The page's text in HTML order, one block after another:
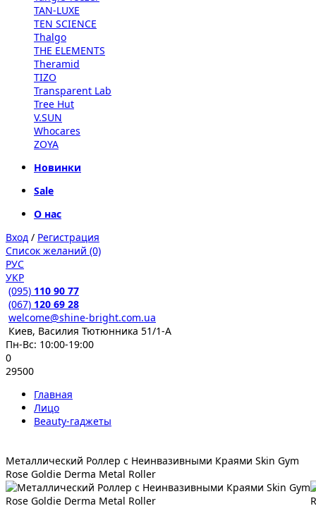
TAN-LUXE
TEN SCIENCE
Thalgo
THE ELEMENTS
Theramid
TIZO
Transparent Lab
Tree Hut
V.SUN
Whocares
ZOYA
Новинки
Sale
О нас
Вход / Регистрация
Список желаний (0)
РУС
УКР
(095) 110 90 77
(067) 120 69 28
welcome@shine-bright.com.ua
Киев, Василия Тютюнника 51/1-А
Пн-Вс: 10:00-19:00
0
29500
Главная
Лицо
Beauty-гаджеты
Металлический Роллер с Неинвазивными Краями Skin Gym
Rose Goldie Derma Metal Roller